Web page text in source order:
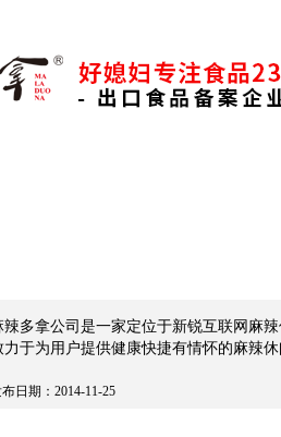
辣多拿公司是一家定位于新锐互联网麻
力于为用户提供健康快捷有情怀的麻辣
日期：2014-11-25